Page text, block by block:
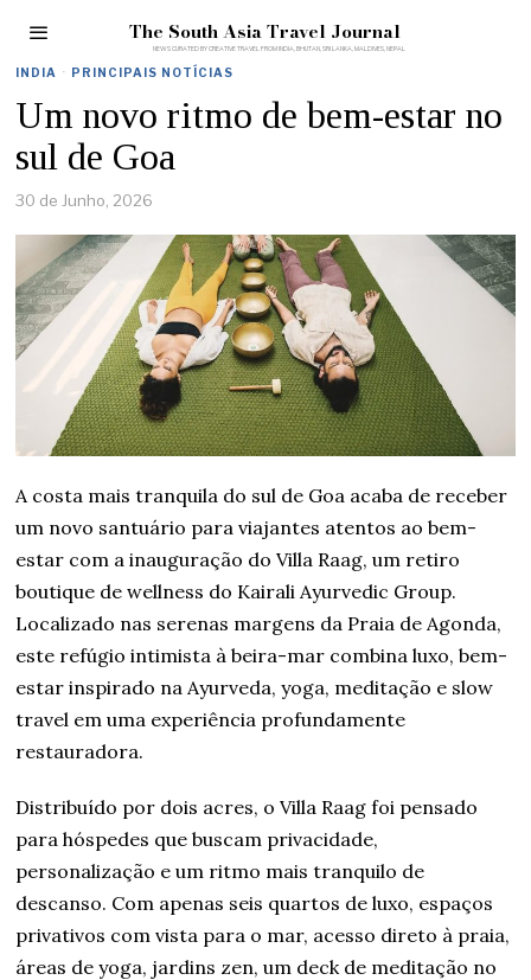
The South Asia Travel Journal
INDIA · PRINCIPAIS NOTÍCIAS
Um novo ritmo de bem-estar no
sul de Goa
30 de Junho, 2026
A costa mais tranquila do sul de Goa acaba de receber
um novo santuário para viajantes atentos ao bem-
estar com a inauguração do Villa Raag, um retiro
boutique de wellness do Kairali Ayurvedic Group.
Localizado nas serenas margens da Praia de Agonda,
este refúgio intimista à beira-mar combina luxo, bem-
estar inspirado na Ayurveda, yoga, meditação e slow
travel em uma experiência profundamente
restauradora.
Distribuído por dois acres, o Villa Raag foi pensado
para hóspedes que buscam privacidade,
personalização e um ritmo mais tranquilo de
descanso. Com apenas seis quartos de luxo, espaços
privativos com vista para o mar, acesso direto à praia,
áreas de yoga, jardins zen, um deck de meditação no